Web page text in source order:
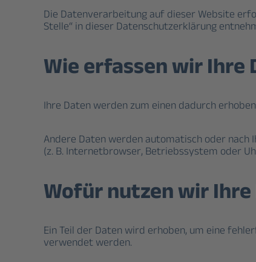
Die Datenverarbeitung auf dieser Website
Stelle“ in dieser Datenschutzerklärung
Wie erfassen wir Ihre
Ihre Daten werden zum einen dadurch
Andere Daten werden automatisch oder nach
(z. B. Internetbrowser, Betriebssystem oder
Wofür nutzen wir Ihre
Ein Teil der Daten wird erhoben, um eine
verwendet werden.